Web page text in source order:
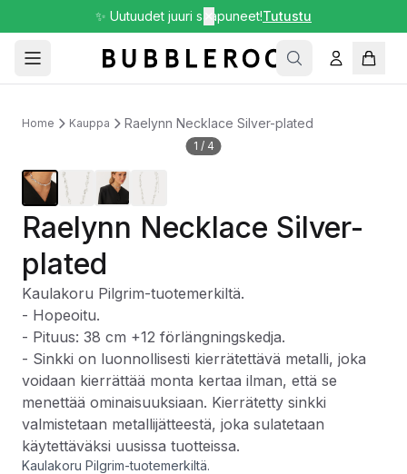
✨ Uutuudet juuri saapuneet!Tutustu
Home Kauppa Raelynn Necklace Silver-plated
1 / 4
Raelynn Necklace Silver-
plated
Kaulakoru Pilgrim-tuotemerkiltä.
- Hopeoitu.
- Pituus: 38 cm +12 förlängningskedja.
- Sinkki on luonnollisesti kierrätettävä metalli, joka
voidaan kierrättää monta kertaa ilman, että se
menettää ominaisuuksiaan. Kierrätetty sinkki
valmistetaan metallijätteestä, joka sulatetaan
käytettäväksi uusissa tuotteissa.
Kaulakoru Pilgrim-tuotemerkiltä.